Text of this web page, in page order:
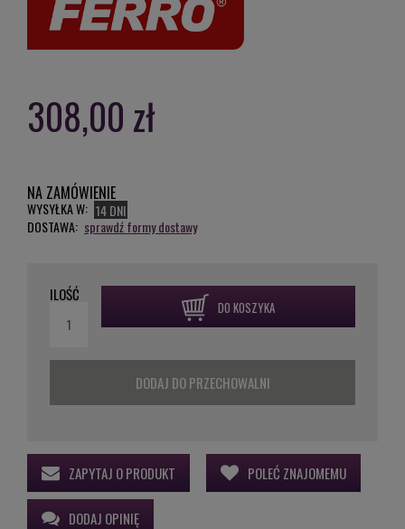
308,00 zł
NA ZAMÓWIENIE
WYSYŁKA W: 14 DNI
DOSTAWA: sprawdź formy dostawy
ILOŚĆ
DO KOSZYKA
DODAJ DO PRZECHOWALNI
ZAPYTAJ O PRODUKT POLEĆ ZNAJOMEMU
DODAJ OPINIĘ